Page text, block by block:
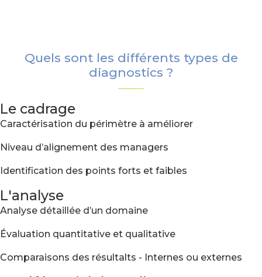
Quels sont les différents types de
diagnostics ?
Le cadrage
Caractérisation du périmètre à améliorer
Niveau d’alignement des managers
Identification des points forts et faibles
L'analyse
Analyse détaillée d’un domaine
Évaluation quantitative et qualitative
Comparaisons des résultalts - Internes ou externes